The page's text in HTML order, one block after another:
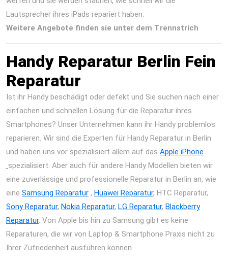
Lautsprecher ihres iPads repariert haben.
Weitere Angebote finden sie unter dem Trennstrich
Handy Reparatur Berlin Fein
Reparatur
Ist ihr Handy beschädigt oder defekt und Sie suchen nach einer
einfachen und schnellen Lösung für die Reparatur ihres
Smartphones? Unser Unternehmen kann ihr Handy problemlos
reparieren. Wir sind die Experten für Handy Reparatur in Berlin
und haben uns vor spezialisiert allem auf das Apple iPhone
spezialisiert. Aber auch für andere Handy Modellen bieten wir
eine zuverlässige und professionelle Reparatur in Berlin an, wie
eine Samsung Reparatur , Huawei Reparatur, HTC Reparatur,
Sony Reparatur, Nokia Reparatur, LG Reparatur, Blackberry
Reparatur. Von Apple bis hin zu Samsung gibt es keine
Reparaturen, die wir von Laptop & Smartphone Praxis nicht zu
Ihrer Zufriedenheit ausführen können.